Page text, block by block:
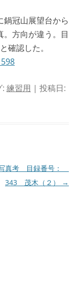
鍋冠山展望台から
。方向が違う。目
確認した。
: 練習用 | 投稿日:
真考 目録番号：
343 茂木（２）
→